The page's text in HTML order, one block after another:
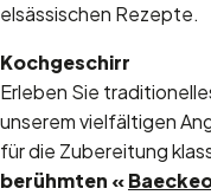
elsässischen Rezepte.
Kochgeschirr
Erleben Sie
unserem vielfältigen
für die Zubereitung
berühmten «